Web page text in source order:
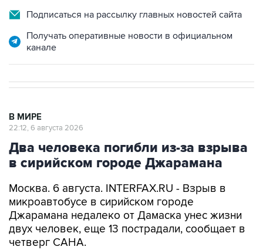
Подписаться на рассылку главных новостей сайта
Получать оперативные новости в официальном
канале
В МИРЕ
22:12, 6 августа 2026
Два человека погибли из-за взрыва
в сирийском городе Джарамана
Москва. 6 августа. INTERFAX.RU - Взрыв в
микроавтобусе в сирийском городе
Джарамана недалеко от Дамаска унес жизни
двух человек, еще 13 пострадали, сообщает в
четверг САНА.